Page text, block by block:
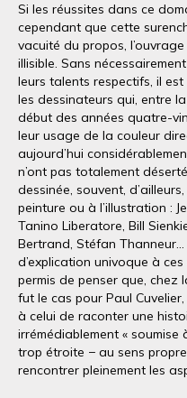
Si les réussites dans ce
cependant que cette
vacuité du propos,
illisible. Sans
leurs talents respectifs, il
les dessinateurs qui, entre
début des années quatre-
leur usage de la couleur
aujourd’hui
n’ont pas totalement
dessinée, souvent,
peinture ou à l’illustration :
Tanino Liberatore, Bill
Bertrand, Stéfan Thanneur...
d’explication univoque à
permis de penser que, chez
fut le cas pour Paul
à celui de raconter une
irrémédiablement « soumise
trop étroite − au sens
rencontrer pleinement les